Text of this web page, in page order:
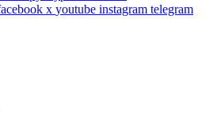
x youtube instagram telegram